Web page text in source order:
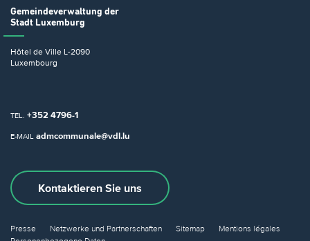
Gemeindeverwaltung der
Stadt Luxemburg
Hôtel de Ville L-2090
Luxembourg
TEL. +352 4796-1
E-MAIL admcommunale@vdl.lu
Kontaktieren Sie uns
Presse Netzwerke und Partnerschaften Sitemap
Mentions légales